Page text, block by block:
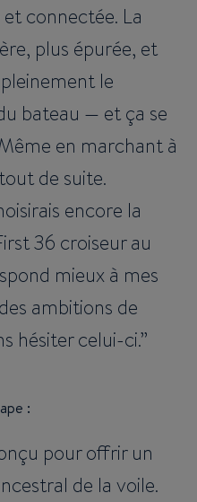
connectée. La
plus épurée, et
le
bateau — et ça se
en marchant à
de suite.
encore la
36 croiseur au
mieux à mes
ambitions de
hésiter celui-ci.
:
pour offrir un
de la voile.